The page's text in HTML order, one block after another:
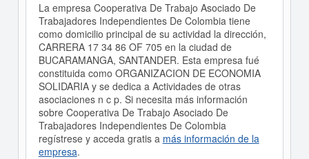
La empresa Cooperativa De Trabajo Asociado De
Trabajadores Independientes De Colombia tiene
como domicilio principal de su actividad la dirección,
CARRERA 17 34 86 OF 705 en la ciudad de
BUCARAMANGA, SANTANDER. Esta empresa fué
constituida como ORGANIZACION DE ECONOMIA
SOLIDARIA y se dedica a Actividades de otras
asociaciones n c p. Si necesita más información
sobre Cooperativa De Trabajo Asociado De
Trabajadores Independientes De Colombia
regístrese y acceda gratis a más información de la
empresa.